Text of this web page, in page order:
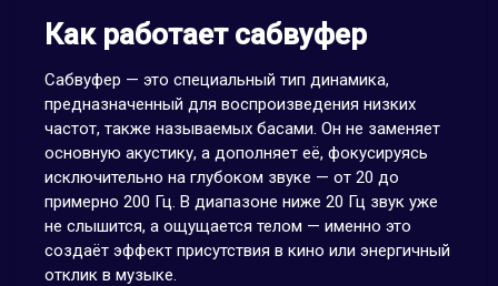
Как работает сабвуфер
Сабвуфер — это специальный тип динамика,
предназначенный для воспроизведения низких
частот, также называемых басами. Он не заменяет
основную акустику, а дополняет её, фокусируясь
исключительно на глубоком звуке — от 20 до
примерно 200 Гц. В диапазоне ниже 20 Гц звук уже
не слышится, а ощущается телом — именно это
создаёт эффект присутствия в кино или энергичный
отклик в музыке.